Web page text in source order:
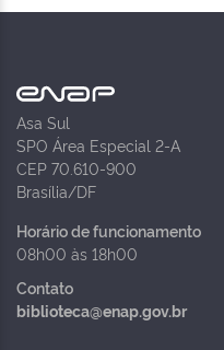
Asa Sul
SPO Área Especial 2-A
CEP 70.610-900
Brasília/DF
Horário de funcionamento
08h00 às 18h00
Contato
biblioteca@enap.gov.br